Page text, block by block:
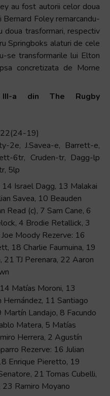
au fost autorii celor doua
Bernard Foley remarcandu-
doua trasformari, respectiv
Springboks alaturi de cele
se transformarile lui Elton
concretizata de Morne
a din The Rugby
19)
2e, J.Savea-e, Barrett-e,
6tr, Cruden-tr, Dagg-lp
5lp
Israel Dagg, 13 Malakai
Savea, 10 Beauden
Read (c), 7 Sam Cane, 6
4 Brodie Retallick, 3
Moody Rezerve: 16
18 Charlie Faumuina, 19
21 TJ Perenara, 22 Aaron
Matías Moroni, 13
Hernández, 11 Santiago
Martín Landajo, 8 Facundo
Matera, 5 Matías
Herrera, 2 Agustín
Rezerve: 16 Julian
Enrique Pieretto, 19
21 Tomas Cubelli,
23 Ramiro Moyano